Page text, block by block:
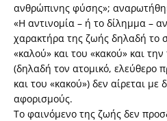
ανθρώπινης φύσης»;
«Η αντινομία – ή το δίλημμα –
χαρακτήρα της ζωής δηλαδή το
«καλού» και του «κακού» και
(δηλαδή τον ατομικό, ελεύθερο
και του «κακού») δεν αίρεται με
αφορισμούς.
Το φαινόμενο της ζωής δεν